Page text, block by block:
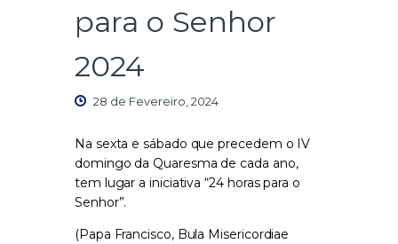
para o Senhor
2024
28 de Fevereiro, 2024
Na sexta e sábado que precedem o IV
domingo da Quaresma de cada ano,
tem lugar a iniciativa “24 horas para o
Senhor”.
(Papa Francisco, Bula Misericordiae